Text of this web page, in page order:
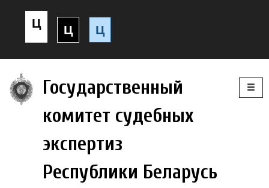
Ц Ц Ц
Государственный
комитет судебных
экспертиз
Республики Беларусь